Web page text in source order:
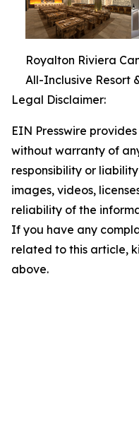
Royalton Riviera
All-Inclusive Resort
Legal Disclaimer:
EIN Presswire
without warranty of
responsibility or
images, videos,
reliability of the
If you have any
related to this article,
above.